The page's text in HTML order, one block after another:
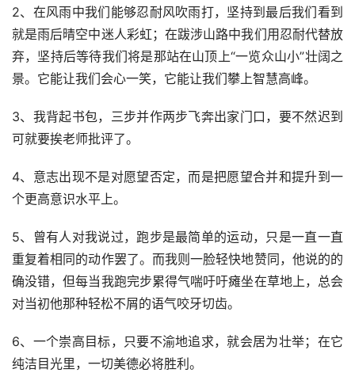
2、在风雨中我们能够忍耐风吹雨打，坚持到最后我们看到
就是雨后晴空中迷人彩虹；在跋涉山路中我们用忍耐代替放
弃，坚持后等待我们将是那站在山顶上“一览众山小”壮阔之
景。它能让我们会心一笑，它能让我们攀上智慧高峰。
3、我背起书包，三步并作两步飞奔出家门口，要不然迟到
可就要挨老师批评了。
4、意志出现不是对愿望否定，而是把愿望合并和提升到一
个更高意识水平上。
5、曾有人对我说过，跑步是最简单的运动，只是一直一直
重复着相同的动作罢了。而我则一脸轻快地赞同，他说的的
确没错，但每当我跑完步累得气喘吁吁瘫坐在草地上，总会
对当初他那种轻松不屑的语气咬牙切齿。
6、一个崇高目标，只要不渝地追求，就会居为壮举；在它
纯洁目光里，一切美德必将胜利。